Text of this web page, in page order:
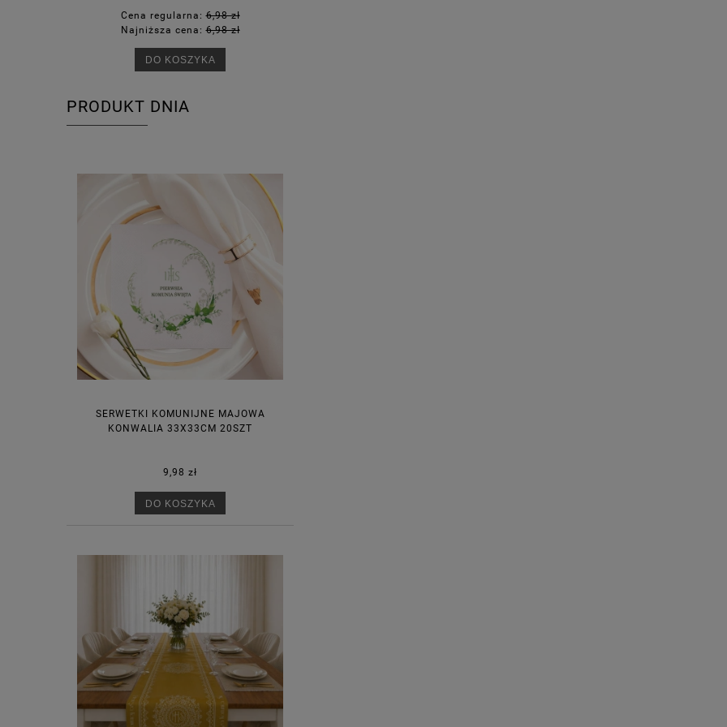
Cena regularna:6,98 zł
Najniższa cena:6,98 zł
DO KOSZYKA
PRODUKT DNIA
SERWETKI KOMUNIJNE MAJOWA
KONWALIA 33X33CM 20SZT
9,98 zł
DO KOSZYKA